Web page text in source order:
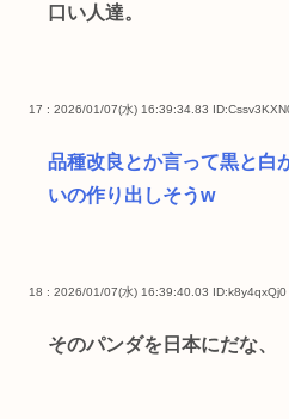
口い人達。
17 : 2026/01/07(水) 16:39:34.83
品種改良とか言って黒と白
いの作り出しそうw
18 : 2026/01/07(水) 16:39:40.03 ID:k8y4qxQj0
そのパンダを日本にだな、